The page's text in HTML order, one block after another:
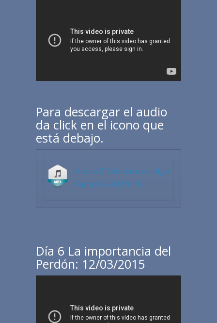
Para descargar el audio
da click en el icono que
está debajo.
Audio 5 Sientes que algo
Falta: 05/03/2015
Día 6 La importancia del
Perdón: 12/03/2015